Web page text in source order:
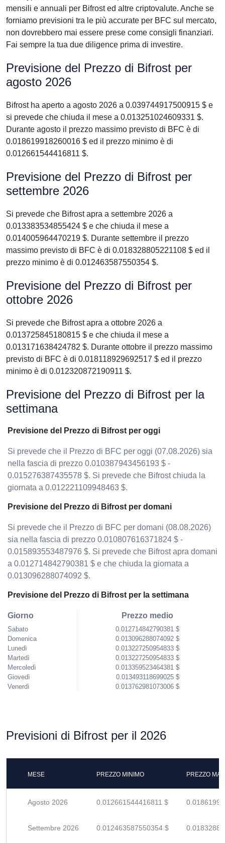
mensili e annuali per Bifrost ed altre criptovalute. Anche se
forniamo previsioni tra le più accurate per BFC sul mercato,
non dovrebbero mai essere prese come consigli finanziari.
Fai sempre la tua due diligence prima di investire.
Previsione del Prezzo di Bifrost per
agosto 2026
Bifrost ha aperto a agosto 2026 a 0.039744917500915 $ e
si prevede che chiuda il mese a 0.013251024609331 $.
Durante agosto il prezzo massimo previsto di BFC è di
0.018619918260016 $ ed il prezzo minimo è di
0.012661544416811 $.
Previsione del Prezzo di Bifrost per
settembre 2026
Si prevede che Bifrost apra a settembre 2026 a
0.013383534855424 $ e che chiuda il mese a
0.014005964470219 $. Durante settembre il prezzo
massimo previsto di BFC è di 0.018328805221108 $ ed il
prezzo minimo è di 0.012463587550354 $.
Previsione del Prezzo di Bifrost per
ottobre 2026
Si prevede che Bifrost apra a ottobre 2026 a
0.013725845180815 $ e che chiuda il mese a
0.013171638424782 $. Durante ottobre il prezzo massimo
previsto di BFC è di 0.018118929692517 $ ed il prezzo
minimo è di 0.012320872190911 $.
Previsione del Prezzo di Bifrost per la
settimana
Previsione del Prezzo di Bifrost per oggi
Si prevede che il Prezzo di BFC per oggi (07.08.2026) sia
nella fascia di prezzo 0.010387943456193 $ -
0.015276387435578 $. Si prevede che Bifrost chiuda la
giornata a 0.012221109948463 $.
Previsione del Prezzo di Bifrost per domani
Si prevede che il Prezzo di BFC per domani (08.08.2026)
sia nella fascia di prezzo 0.010807616371824 $ -
0.015893553487976 $. Si prevede che Bifrost apra domani
a 0.012714842790381 $ e che chiuda la giornata a
0.013096288074092 $.
Previsione del Prezzo di Bifrost per la settimana
Giorno
Sabato
Domenica
Lunedì
Martedì
Mercoledì
Giovedì
Venerdì
Prezzo medio
0.012714842790381 $
0.013096288074092 $
0.013227250954833 $
0.013227250954833 $
0.013359523464381 $
0.013493118699025 $
0.013762981073006 $
Previsioni di Bifrost per il 2026
MESE PREZZO MINIMO PREZZO
Agosto 2026 0.012661544416811 $
Settembre 2026 0.012463587550354 $